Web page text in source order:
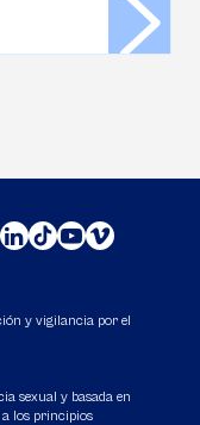
y vigilancia por el
sexual y basada en
los principios